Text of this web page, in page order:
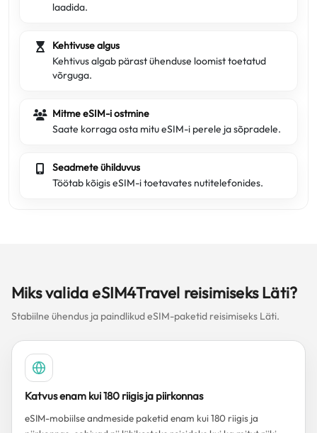
laadida.
Kehtivuse algus
Kehtivus algab pärast ühenduse loomist toetatud
võrguga.
Mitme eSIM-i ostmine
Saate korraga osta mitu eSIM-i perele ja sõpradele.
Seadmete ühilduvus
Töötab kõigis eSIM-i toetavates nutitelefonides.
Miks valida eSIM4Travel reisimiseks Läti?
Stabiilne ühendus ja paindlikud eSIM-paketid reisimiseks Läti.
Katvus enam kui 180 riigis ja piirkonnas
eSIM-mobiilse andmeside paketid enam kui 180 riigis ja